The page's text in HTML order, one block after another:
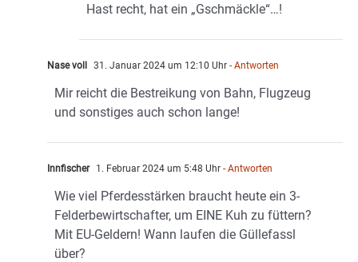
Hast recht, hat ein „Gschmäckle“…!
Nase voll 31. Januar 2024 um 12:10 Uhr - Antworten
Mir reicht die Bestreikung von Bahn, Flugzeug
und sonstiges auch schon lange!
Innfischer 1. Februar 2024 um 5:48 Uhr - Antworten
Wie viel Pferdesstärken braucht heute ein 3-
Felderbewirtschafter, um EINE Kuh zu füttern?
Mit EU-Geldern! Wann laufen die Güllefassl
über?